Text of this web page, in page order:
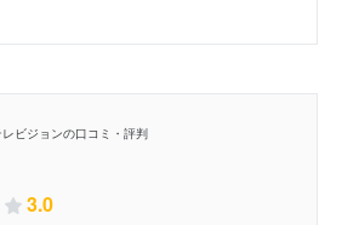
ビジョンの口コミ・評判
3.0